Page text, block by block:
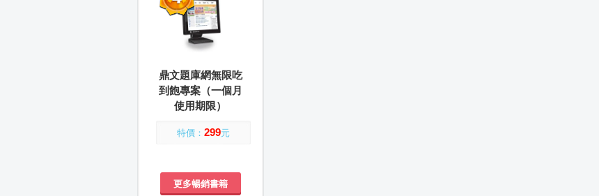
鼎文題庫網無限吃
到飽專案（一個月
使用期限）
特價： 299元
更多暢銷書籍